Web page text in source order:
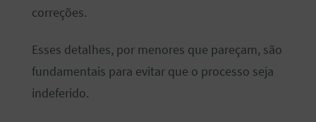
correções.
Esses detalhes, por menores que pareçam, são
fundamentais para evitar que o processo seja
indeferido.